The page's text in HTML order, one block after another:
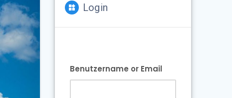
Login
Benutzername or Email